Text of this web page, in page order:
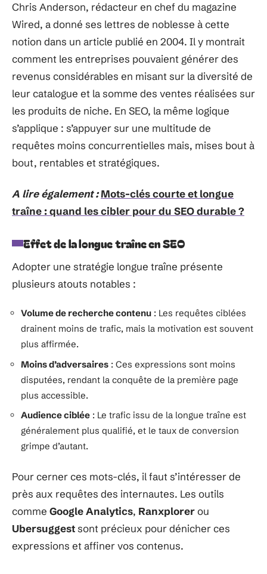
Chris Anderson, rédacteur en chef du magazine
Wired, a donné ses lettres de noblesse à cette
notion dans un article publié en 2004. Il y montrait
comment les entreprises pouvaient générer des
revenus considérables en misant sur la diversité de
leur catalogue et la somme des ventes réalisées sur
les produits de niche. En SEO, la même logique
s’applique : s’appuyer sur une multitude de
requêtes moins concurrentielles mais, mises bout à
bout, rentables et stratégiques.
A lire également : Mots-clés courte et longue
traîne : quand les cibler pour du SEO durable ?
Effet de la longue traîne en SEO
Adopter une stratégie longue traîne présente
plusieurs atouts notables :
Volume de recherche contenu : Les requêtes ciblées
drainent moins de trafic, mais la motivation est souvent
plus affirmée.
Moins d’adversaires : Ces expressions sont moins
disputées, rendant la conquête de la première page
plus accessible.
Audience ciblée : Le trafic issu de la longue traîne est
généralement plus qualifié, et le taux de conversion
grimpe d’autant.
Pour cerner ces mots-clés, il faut s’intéresser de
près aux requêtes des internautes. Les outils
comme Google Analytics, Ranxplorerou
Ubersuggestsont précieux pour dénicher ces
expressions et affiner vos contenus.